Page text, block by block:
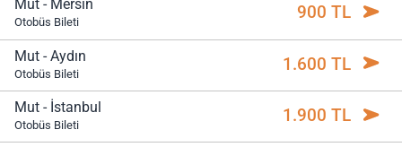
Mut - Mersin
Otobüs Bileti 900 TL
Mut - Aydın
Otobüs Bileti 1.600 TL
Mut - İstanbul
Otobüs Bileti 1.900 TL